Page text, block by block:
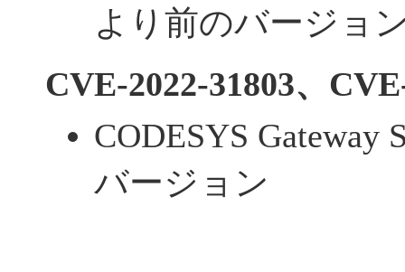
より前のバージョ
CVE-2022-31803、
CODESYS Gateway
バージョン